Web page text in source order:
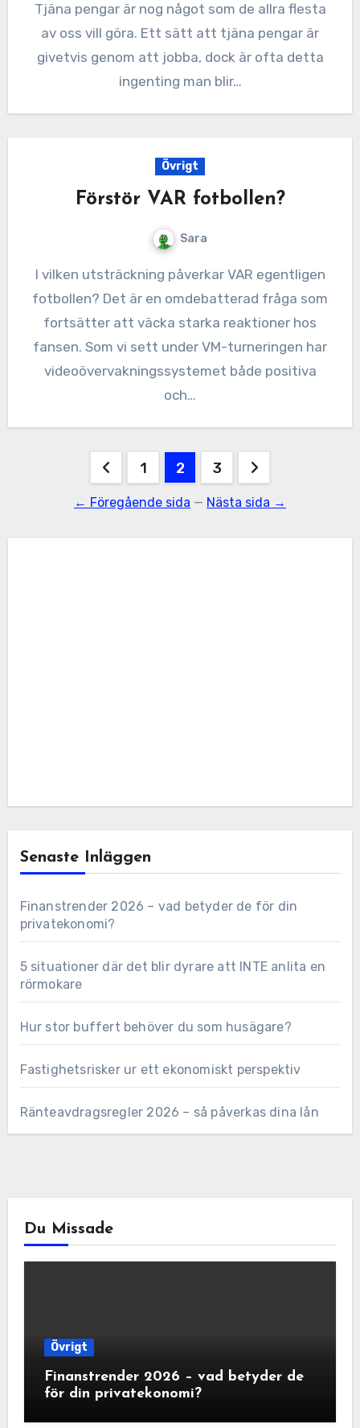
Tjäna pengar är nog något som de allra flesta
av oss vill göra. Ett sätt att tjäna pengar är
givetvis genom att jobba, dock är ofta detta
ingenting man blir…
Övrigt
Förstör VAR fotbollen?
Sara
I vilken utsträckning påverkar VAR egentligen
fotbollen? Det är en omdebatterad fråga som
fortsätter att väcka starka reaktioner hos
fansen. Som vi sett under VM-turneringen har
videoövervakningssystemet både positiva
och…
Sidnumrering
1 2 3
← Föregående sida — Nästa sida →
Senaste Inläggen
Finanstrender 2026 – vad betyder de för din
privatekonomi?
5 situationer där det blir dyrare att INTE anlita en
rörmokare
Hur stor buffert behöver du som husägare?
Fastighetsrisker ur ett ekonomiskt perspektiv
Ränteavdragsregler 2026 – så påverkas dina lån
Du Missade
Övrigt
Finanstrender 2026 – vad betyder de
för din privatekonomi?